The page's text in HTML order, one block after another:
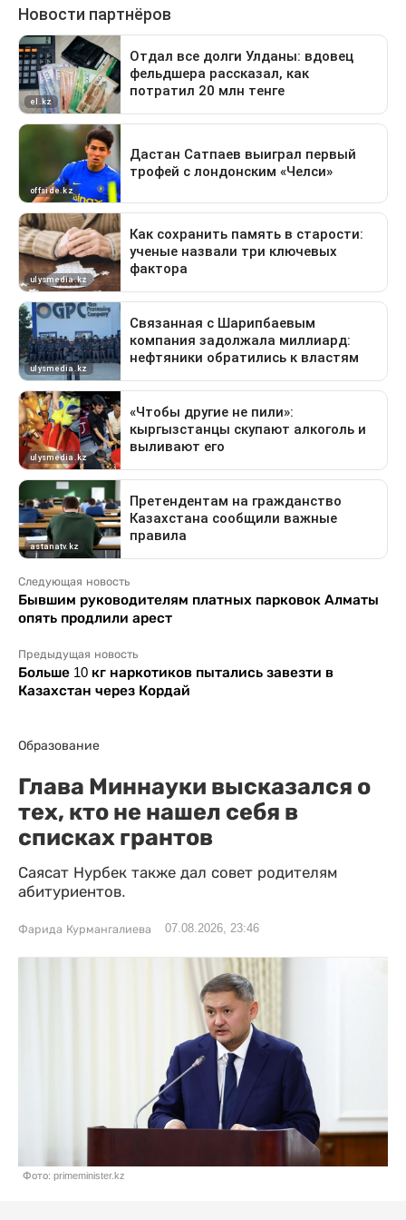
Следующая новость
Бывшим руководителям платных парковок Алматы
опять продлили арест
Предыдущая новость
Больше 10 кг наркотиков пытались завезти в
Казахстан через Кордай
Образование
Глава Миннауки высказался о
тех, кто не нашел себя в
списках грантов
Саясат Нурбек также дал совет родителям
абитуриентов.
Фарида Курмангалиева 07.08.2026, 23:46
Фото: primeminister.kz